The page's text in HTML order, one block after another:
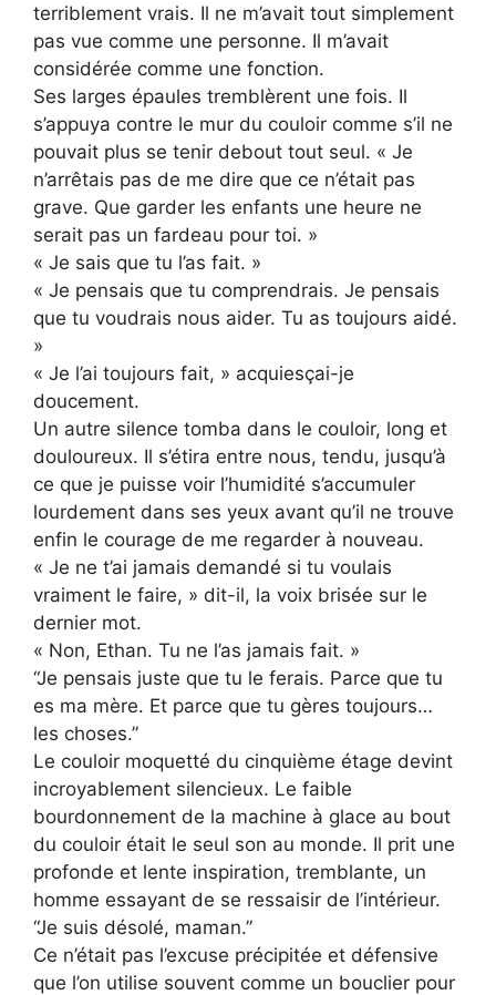
terriblement vrais. Il ne m’avait tout simplement
pas vue comme une personne. Il m’avait
considérée comme une fonction.
Ses larges épaules tremblèrent une fois. Il
s’appuya contre le mur du couloir comme s’il ne
pouvait plus se tenir debout tout seul. « Je
n’arrêtais pas de me dire que ce n’était pas
grave. Que garder les enfants une heure ne
serait pas un fardeau pour toi. »
« Je sais que tu l’as fait. »
« Je pensais que tu comprendrais. Je pensais
que tu voudrais nous aider. Tu as toujours aidé.
»
« Je l’ai toujours fait, » acquiesçai-je
doucement.
Un autre silence tomba dans le couloir, long et
douloureux. Il s’étira entre nous, tendu, jusqu’à
ce que je puisse voir l’humidité s’accumuler
lourdement dans ses yeux avant qu’il ne trouve
enfin le courage de me regarder à nouveau.
« Je ne t’ai jamais demandé si tu voulais
vraiment le faire, » dit-il, la voix brisée sur le
dernier mot.
« Non, Ethan. Tu ne l’as jamais fait. »
“Je pensais juste que tu le ferais. Parce que tu
es ma mère. Et parce que tu gères toujours…
les choses.”
Le couloir moquetté du cinquième étage devint
incroyablement silencieux. Le faible
bourdonnement de la machine à glace au bout
du couloir était le seul son au monde. Il prit une
profonde et lente inspiration, tremblante, un
homme essayant de se ressaisir de l’intérieur.
“Je suis désolé, maman.”
Ce n’était pas l’excuse précipitée et défensive
que l’on utilise souvent comme un bouclier pour